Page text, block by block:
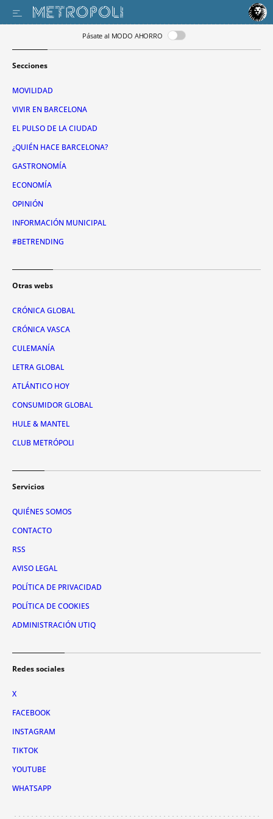
Pásate al MODO AHORRO
Secciones
MOVILIDAD
VIVIR EN BARCELONA
EL PULSO DE LA CIUDAD
¿QUIÉN HACE BARCELONA?
GASTRONOMÍA
ECONOMÍA
OPINIÓN
INFORMACIÓN MUNICIPAL
#BETRENDING
Otras webs
CRÓNICA GLOBAL
CRÓNICA VASCA
CULEMANÍA
LETRA GLOBAL
ATLÁNTICO HOY
CONSUMIDOR GLOBAL
HULE & MANTEL
CLUB METRÓPOLI
Servicios
QUIÉNES SOMOS
CONTACTO
RSS
AVISO LEGAL
POLÍTICA DE PRIVACIDAD
POLÍTICA DE COOKIES
ADMINISTRACIÓN UTIQ
Redes sociales
X
FACEBOOK
INSTAGRAM
TIKTOK
YOUTUBE
WHATSAPP